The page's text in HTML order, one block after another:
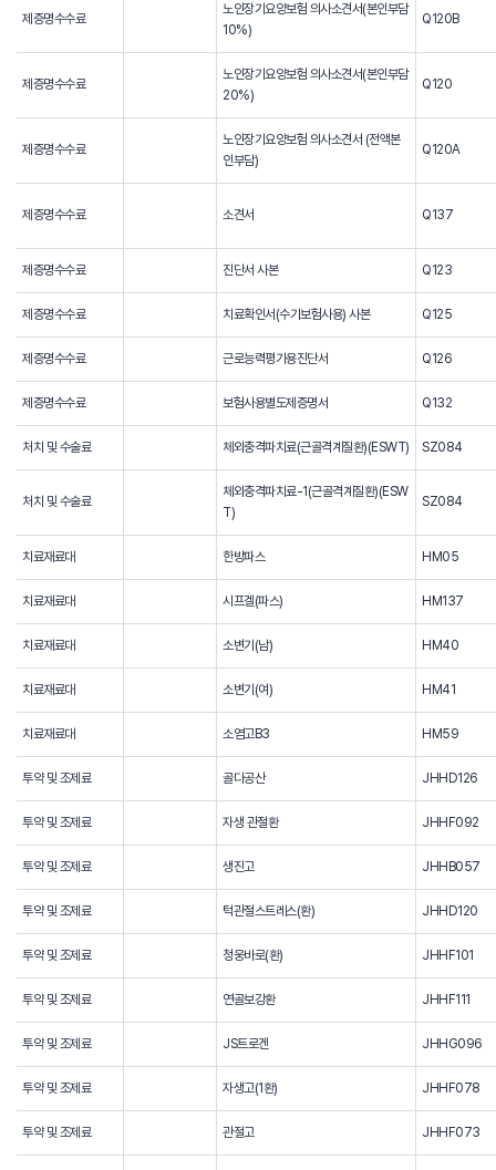
제증명수수료
노인장기요양보험 의사소견서(본인부담
10%)
Q120B
제증명수수료
노인장기요양보험 의사소견서(본인부담
20%)
Q120
제증명수수료
노인장기요양보험 의사소견서 (전액본
인부담)
Q120A
제증명수수료 소견서 Q137
제증명수수료 진단서 사본 Q123
제증명수수료 치료확인서(수기보험사용) 사본 Q125
제증명수수료 근로능력평가용진단서 Q126
제증명수수료 보험사용별도제증명서 Q132
처치 및 수술료 체외충격파치료(근골격계질환)(ESWT) SZ084
처치 및 수술료
체외충격파치료-1(근골격계질환)(ESW
T)
SZ084
치료재료대 한방파스 HM05
치료재료대 시프겔(파스) HM137
치료재료대 소변기(남) HM40
치료재료대 소변기(여) HM41
치료재료대 소염고B3 HM59
투약 및 조제료 골다공산 JHHD126
투약 및 조제료 자생 관절환 JHHF092
투약 및 조제료 생진고 JHHB057
투약 및 조제료 턱관절스트레스(환) JHHD120
투약 및 조제료 청웅바로(환) JHHF101
투약 및 조제료 연골보강환 JHHF111
투약 및 조제료 JS트로겐 JHHG096
투약 및 조제료 자생고(1환) JHHF078
투약 및 조제료 관절고 JHHF073